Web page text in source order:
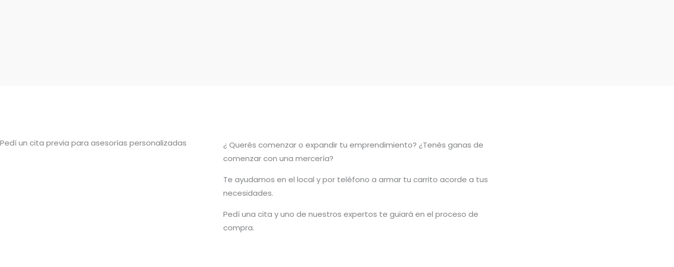
Pedí un cita previa para asesorías personalizadas ¿ Querés comenzar o expandirtu emprendimiento? ¿Tenés ganas de
comenzar con una mercería?
Te ayudamos en el local y por teléfono a armar tu carrito acorde a tus
necesidades.
Pedí una cita y uno de nuestros expertos te guiará en el proceso de
compra.